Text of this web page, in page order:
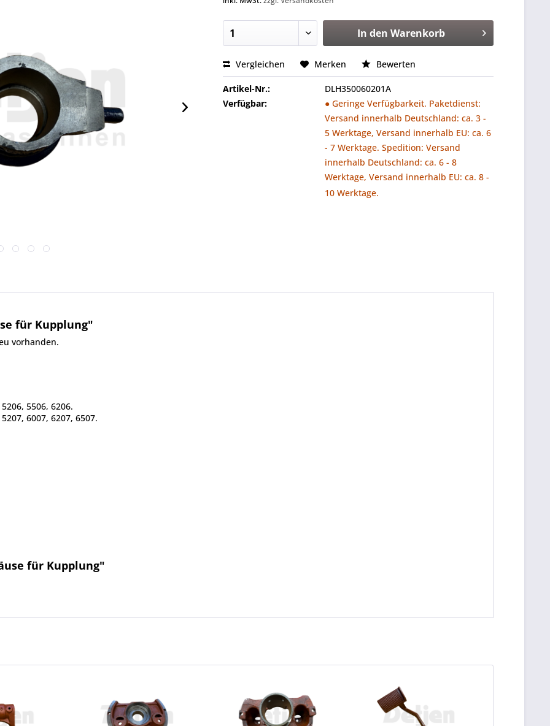
In den Warenkorb
Vergleichen Merken Bewerten
Artikel-Nr.:
DLH350060201A
Verfügbar:
● Geringe Verfügbarkeit. Paketdienst:
Versand innerhalb Deutschland: ca. 3 -
5 Werktage, Versand innerhalb EU: ca. 6
- 7 Werktage. Spedition: Versand
innerhalb Deutschland: ca. 6 - 8
Werktage, Versand innerhalb EU: ca. 8 -
10 Werktage.
für Kupplung"
vorhanden.
5506, 6206.
6007, 6207, 6507.
für Kupplung"